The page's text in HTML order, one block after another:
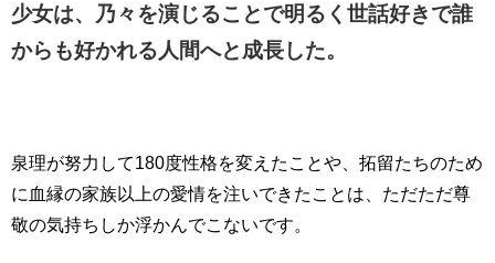
少女は、乃々を演じることで明るく世話好きで誰
からも好かれる人間へと成長した。
泉理が努力して180度性格を変えたことや、拓留たちのため
に血縁の家族以上の愛情を注いできたことは、ただただ尊
敬の気持ちしか浮かんでこないです。